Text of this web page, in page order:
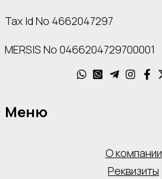
Tax Id No 4662047297
MERSIS No 0466204729700001
Меню
О компании
Реквизиты